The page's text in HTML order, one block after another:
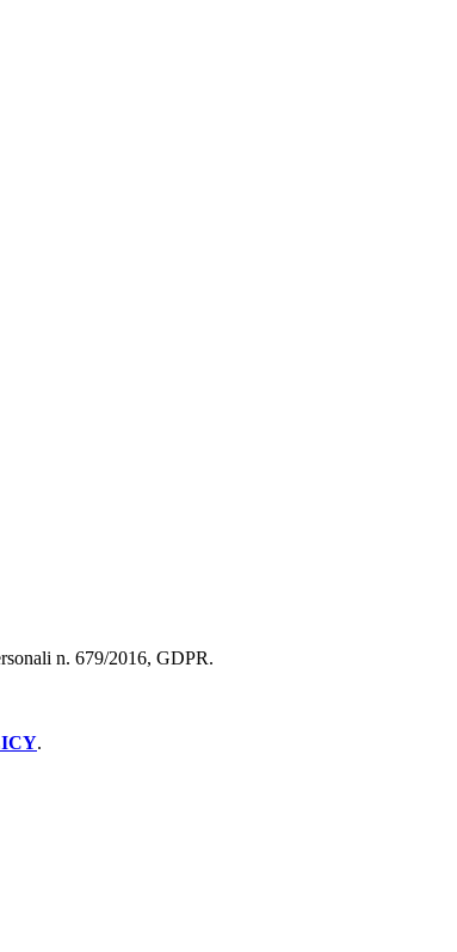
n. 679/2016, GDPR.
.